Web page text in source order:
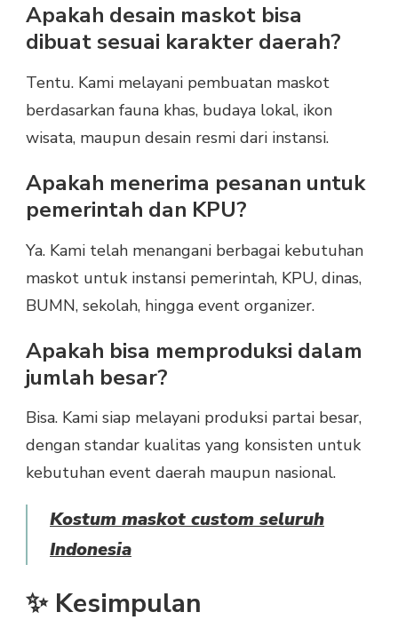
Apakah desain maskot bisa
dibuat sesuai karakter daerah?
Tentu. Kami melayani pembuatan maskot
berdasarkan fauna khas, budaya lokal, ikon
wisata, maupun desain resmi dari instansi.
Apakah menerima pesanan untuk
pemerintah dan KPU?
Ya. Kami telah menangani berbagai kebutuhan
maskot untuk instansi pemerintah, KPU, dinas,
BUMN, sekolah, hingga event organizer.
Apakah bisa memproduksi dalam
jumlah besar?
Bisa. Kami siap melayani produksi partai besar,
dengan standar kualitas yang konsisten untuk
kebutuhan event daerah maupun nasional.
Kostum maskot custom seluruh
Indonesia
✨ Kesimpulan